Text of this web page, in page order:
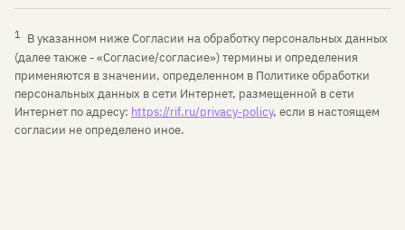
1
В указанном ниже Согласии на обработку персональных данных
(далее также - «Согласие/согласие») термины и определения
применяются в значении, определенном в Политике обработки
персональных данных в сети Интернет, размещенной в сети
Интернет по адресу: https://rif.ru/privacy-policy, если в настоящем
согласии не определено иное.